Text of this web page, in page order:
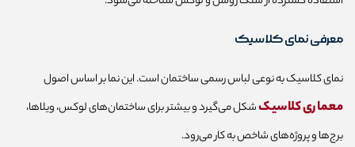
معرفی نمای کلاسیک
نمای کلاسیک به نوعی لباس رسمی ساختمان است. این نما بر اساس اصول
معماری کلاسیکشکل می‌گیرد و بیشتر برای ساختمان‌های لوکس، ویلاها،
برج‌ها و پروژه‌های شاخص به کار می‌رود.